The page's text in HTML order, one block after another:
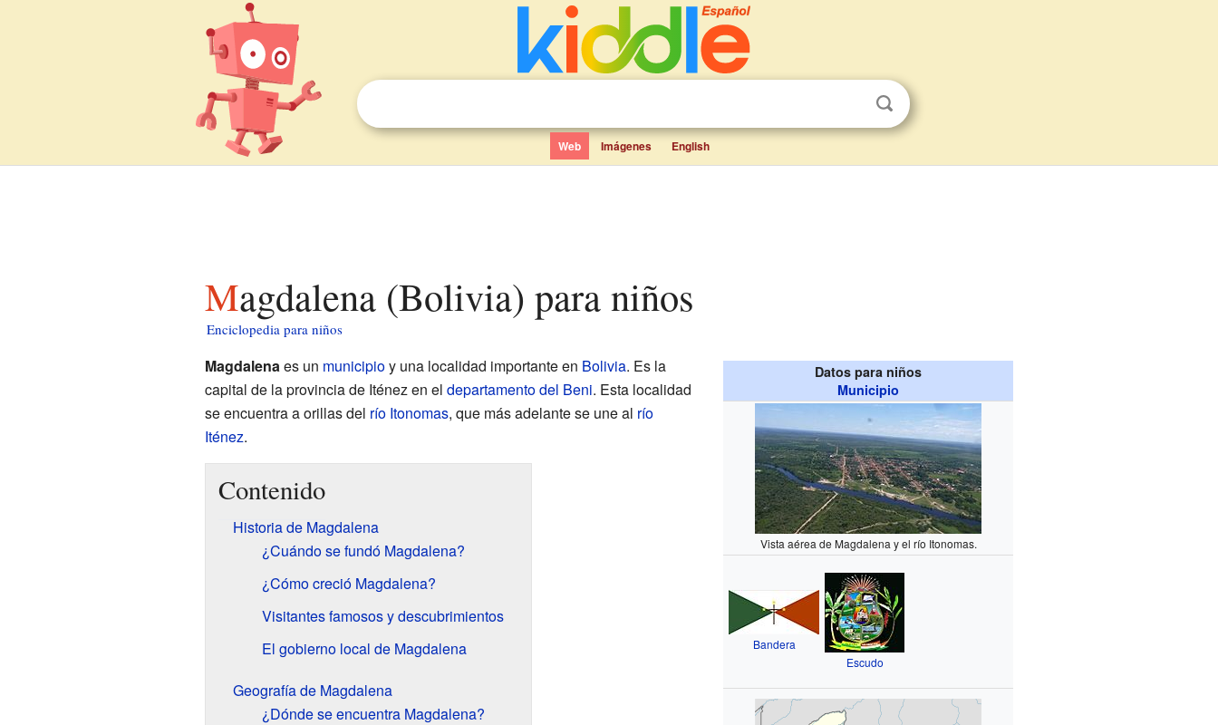
Web Imágenes English
Magdalena (Bolivia) para niños
Enciclopedia para niños
Datos para niños
Municipio
Vista aérea de Magdalena y el río Itonomas.
Bandera
Escudo
Magdalenaes un municipioy una localidad importante en Bolivia. Es la
capital de la provincia de Iténez en el departamento del Beni. Esta localidad
se encuentra a orillas del río Itonomas, que más adelante se une al río
Iténez.
Contenido
Historia de Magdalena
¿Cuándo se fundó Magdalena?
¿Cómo creció Magdalena?
Visitantes famosos y descubrimientos
El gobierno local de Magdalena
Geografía de Magdalena
¿Dónde se encuentra Magdalena?